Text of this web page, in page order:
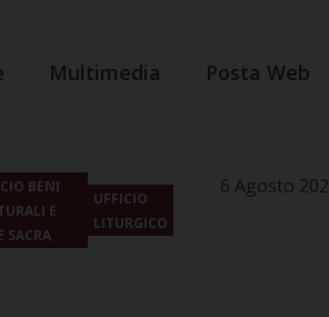
Multimedia Posta Web
BENI
E
SACRA
UFFICIO
LITURGICO
6 Agosto